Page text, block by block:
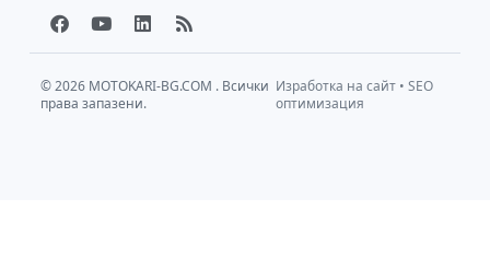
F
a
c
b
o
Y
o
u
u
b
L
i
n
e
d
R
s
s
© 2026 MOTOKARI-BG.COM . Всички
права запазени.
Изработка на сайт •SEO
оптимизация